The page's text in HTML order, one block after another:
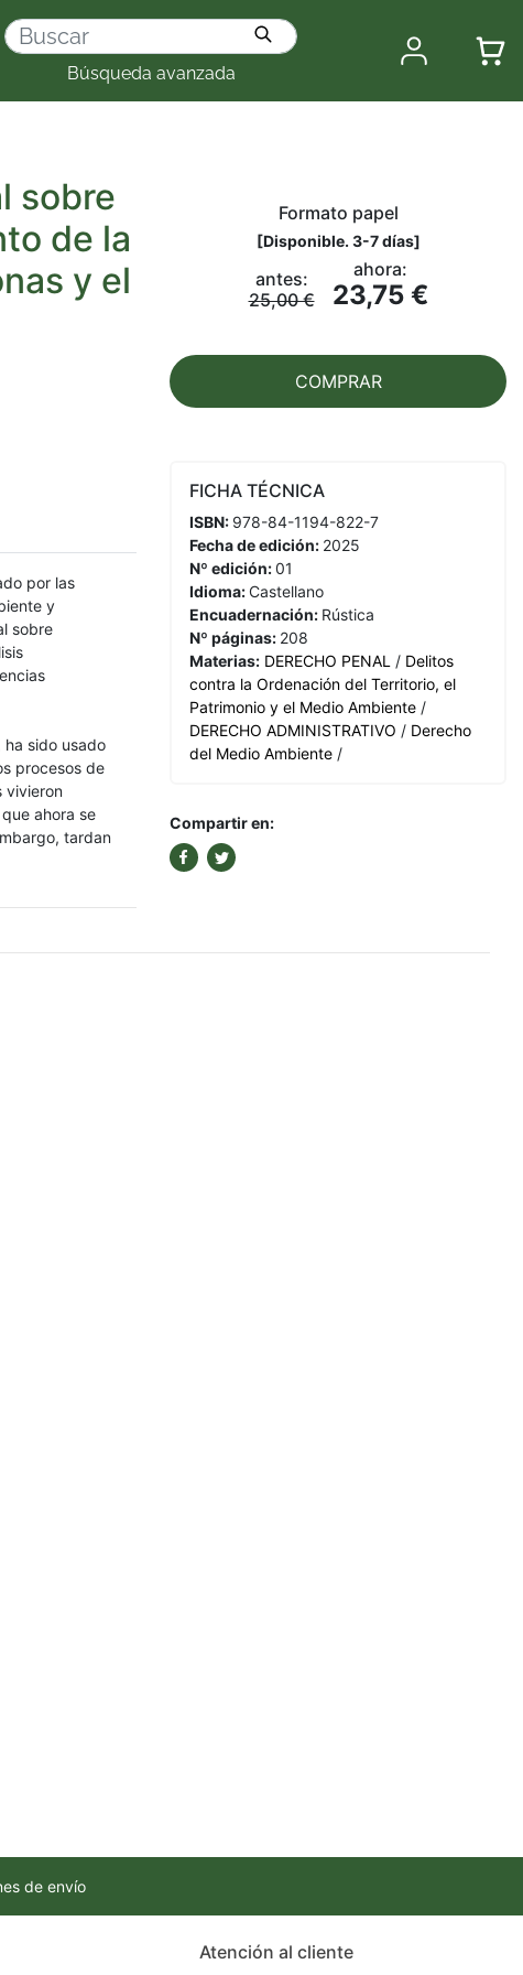
Búsqueda avanzada
sobre
de la
y el
por las
y
sobre
ha sido usado
procesos de
vivieron
ahora se
tardan
Formato papel
[Disponible. 3-7 días]
antes:
25,00 €
ahora:
23,75 €
COMPRAR
FICHA TÉCNICA
ISBN: 978-84-1194-822-7
Fecha de edición: 2025
Nº edición:01
Idioma:Castellano
Encuadernación: Rústica
Nº páginas: 208
Materias: DERECHO PENAL / Delitos
contra la Ordenación del Territorio, el
Patrimonio y el Medio Ambiente /
DERECHO ADMINISTRATIVO / Derecho
del Medio Ambiente /
Compartir en:
de envío
Atención al cliente